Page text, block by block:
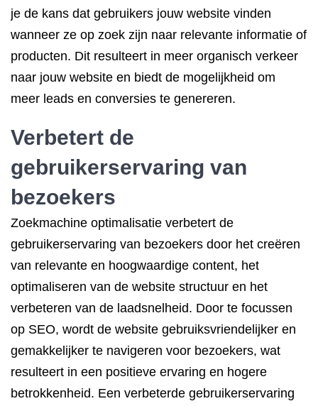
je de kans dat gebruikers jouw website vinden
wanneer ze op zoek zijn naar relevante informatie of
producten. Dit resulteert in meer organisch verkeer
naar jouw website en biedt de mogelijkheid om
meer leads en conversies te genereren.
Verbetert de
gebruikerservaring van
bezoekers
Zoekmachine optimalisatie verbetert de
gebruikerservaring van bezoekers door het creëren
van relevante en hoogwaardige content, het
optimaliseren van de website structuur en het
verbeteren van de laadsnelheid. Door te focussen
op SEO, wordt de website gebruiksvriendelijker en
gemakkelijker te navigeren voor bezoekers, wat
resulteert in een positieve ervaring en hogere
betrokkenheid. Een verbeterde gebruikerservaring